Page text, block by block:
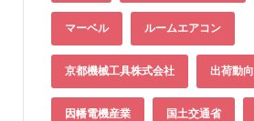
マーベル ルームエアコン
京都機械工具株式会社 出荷動向
因幡電機産業 国土交通省